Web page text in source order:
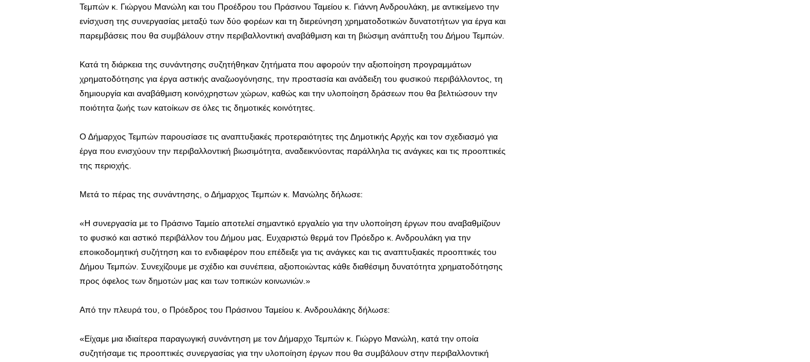
Τεμπών κ. Γιώργου Μανώλη και του Προέδρου του Πράσινου Ταμείου κ. Γιάννη Ανδρουλάκη, με αντικείμενο την
ενίσχυση της συνεργασίας μεταξύ των δύο φορέων και τη διερεύνηση χρηματοδοτικών δυνατοτήτων για έργα και
παρεμβάσεις που θα συμβάλουν στην περιβαλλοντική αναβάθμιση και τη βιώσιμη ανάπτυξη του Δήμου Τεμπών.
Κατά τη διάρκεια της συνάντησης συζητήθηκαν ζητήματα που αφορούν την αξιοποίηση προγραμμάτων
χρηματοδότησης για έργα αστικής αναζωογόνησης, την προστασία και ανάδειξη του φυσικού περιβάλλοντος, τη
δημιουργία και αναβάθμιση κοινόχρηστων χώρων, καθώς και την υλοποίηση δράσεων που θα βελτιώσουν την
ποιότητα ζωής των κατοίκων σε όλες τις δημοτικές κοινότητες.
Ο Δήμαρχος Τεμπών παρουσίασε τις αναπτυξιακές προτεραιότητες της Δημοτικής Αρχής και τον σχεδιασμό για
έργα που ενισχύουν την περιβαλλοντική βιωσιμότητα, αναδεικνύοντας παράλληλα τις ανάγκες και τις προοπτικές
της περιοχής.
Μετά το πέρας της συνάντησης, ο Δήμαρχος Τεμπών κ. Μανώλης δήλωσε:
«Η συνεργασία με το Πράσινο Ταμείο αποτελεί σημαντικό εργαλείο για την υλοποίηση έργων που αναβαθμίζουν
το φυσικό και αστικό περιβάλλον του Δήμου μας. Ευχαριστώ θερμά τον Πρόεδρο κ. Ανδρουλάκη για την
εποικοδομητική συζήτηση και το ενδιαφέρον που επέδειξε για τις ανάγκες και τις αναπτυξιακές προοπτικές του
Δήμου Τεμπών. Συνεχίζουμε με σχέδιο και συνέπεια, αξιοποιώντας κάθε διαθέσιμη δυνατότητα χρηματοδότησης
προς όφελος των δημοτών μας και των τοπικών κοινωνιών.»
Από την πλευρά του, ο Πρόεδρος του Πράσινου Ταμείου κ. Ανδρουλάκης δήλωσε:
«Είχαμε μια ιδιαίτερα παραγωγική συνάντηση με τον Δήμαρχο Τεμπών κ. Γιώργο Μανώλη, κατά την οποία
συζητήσαμε τις προοπτικές συνεργασίας για την υλοποίηση έργων που θα συμβάλουν στην περιβαλλοντική